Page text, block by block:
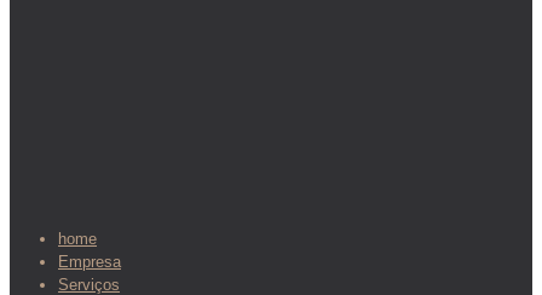
home
Empresa
Serviços